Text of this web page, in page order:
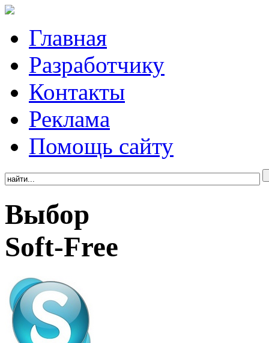
Главная
Разработчику
Контакты
Реклама
Помощь сайту
Выбор
Soft-Free